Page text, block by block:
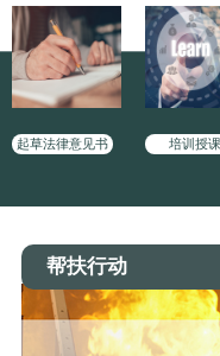
起草法律意见书 培训授课
帮扶行动